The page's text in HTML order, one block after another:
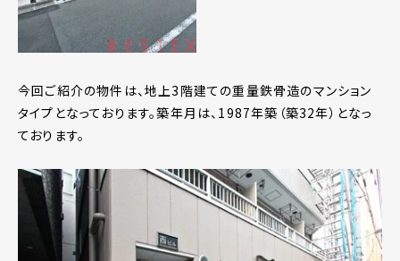
今回ご紹介の物件は、地上3階建ての重量鉄骨造のマンション
タイプとなっております。築年月は、1987年築（築32年）となっ
ております。